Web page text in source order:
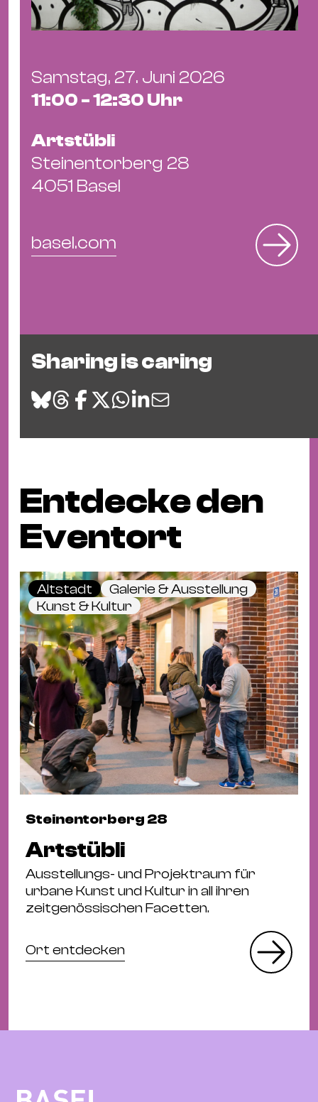
Samstag, 27. Juni 2026
11:00 - 12:30 Uhr
Artstübli
Steinentorberg 28
4051 Basel
basel.com
Sharing is caring
Entdecke den
Eventort
Altstadt
Galerie & Ausstellung
Kunst & Kultur
Steinentorberg 28
Artstübli
Ausstellungs- und Projektraum für
urbane Kunst und Kultur in all ihren
zeitgenössischen Facetten.
Ort entdecken